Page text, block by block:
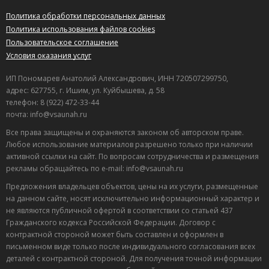
Политика обработки персональных данных
Политика использования файлов cookies
Пользовательское соглашение
Условия оказания услуг
ИП Пономарев Анатолий Александрович, ИНН 720507299750,
адрес: 627755, г. Ишим, ул. Куйбышева, д. 58
телефон: 8 (922) 472-33-44
почта: info@vsaunah.ru
Все права защищены и охраняются законом об авторском праве.
Любое использование материалов разрешено только при наличии
активной ссылки на сайт. По вопросам сотрудничества и размещения
рекламы обращайтесь по e-mail: info@vsaunah.ru
Предложения владельцев объектов, цены на их услуги, размещенные
на данном сайте, носят исключительно информационный характер и
не являются публичной офертой в соответствии со статьей 437
Гражданского кодекса Российской Федерации. Договор с
контрактной стороной может быть составлен и оформлен в
письменном виде только после индивидуального согласования всех
деталей с контрактной стороной. Для получения точной информации
Лучшие
спецпредложения